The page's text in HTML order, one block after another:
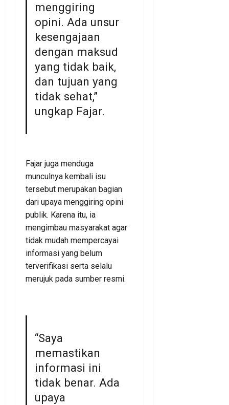
menggiring
opini. Ada unsur
kesengajaan
dengan maksud
yang tidak baik,
dan tujuan yang
tidak sehat,”
ungkap Fajar.
Fajar juga menduga
munculnya kembali isu
tersebut merupakan bagian
dari upaya menggiring opini
publik. Karena itu, ia
mengimbau masyarakat agar
tidak mudah mempercayai
informasi yang belum
terverifikasi serta selalu
merujuk pada sumber resmi.
“Saya
memastikan
informasi ini
tidak benar. Ada
upaya